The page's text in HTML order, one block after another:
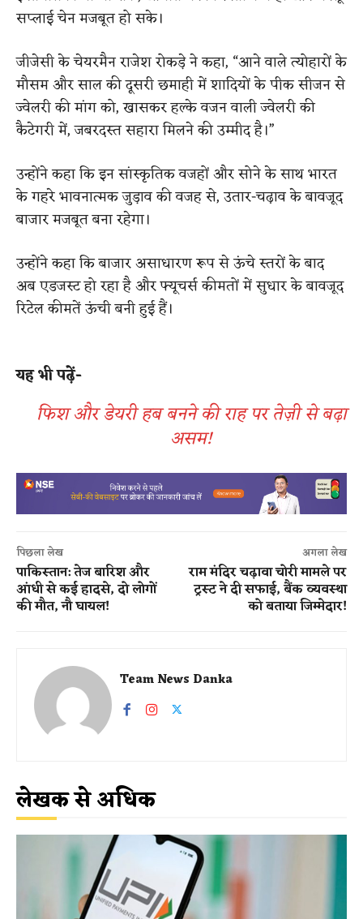
सप्लाई चेन मजबूत हो सके।
जीजेसी के चेयरमैन राजेश रोकड़े ने कहा, “आने वाले त्योहारों के
मौसम और साल की दूसरी छमाही में शादियों के पीक सीजन से
ज्वेलरी की मांग को, खासकर हल्के वजन वाली ज्वेलरी की
कैटेगरी में, जबरदस्त सहारा मिलने की उम्मीद है।”
उन्होंने कहा कि इन सांस्कृतिक वजहों और सोने के साथ भारत
के गहरे भावनात्मक जुड़ाव की वजह से, उतार-चढ़ाव के बावजूद
बाजार मजबूत बना रहेगा।
उन्होंने कहा कि बाजार असाधारण रूप से ऊंचे स्तरों के बाद
अब एडजस्ट हो रहा है और फ्यूचर्स कीमतों में सुधार के बावजूद
रिटेल कीमतें ऊंची बनी हुई हैं।
यह भी पढ़ें-
फिश और डेयरी हब बनने की राह पर तेज़ी से बढ़ा
असम!
पिछला लेख
पाकिस्तान: तेज बारिश और
आंधी से कई हादसे, दो लोगों
की मौत, नौ घायल!
अगला लेख
राम मंदिर चढ़ावा चोरी मामले पर
ट्रस्ट ने दी सफाई, बैंक व्यवस्था
को बताया जिम्मेदार!
Team News Danka
लेखक से अधिक